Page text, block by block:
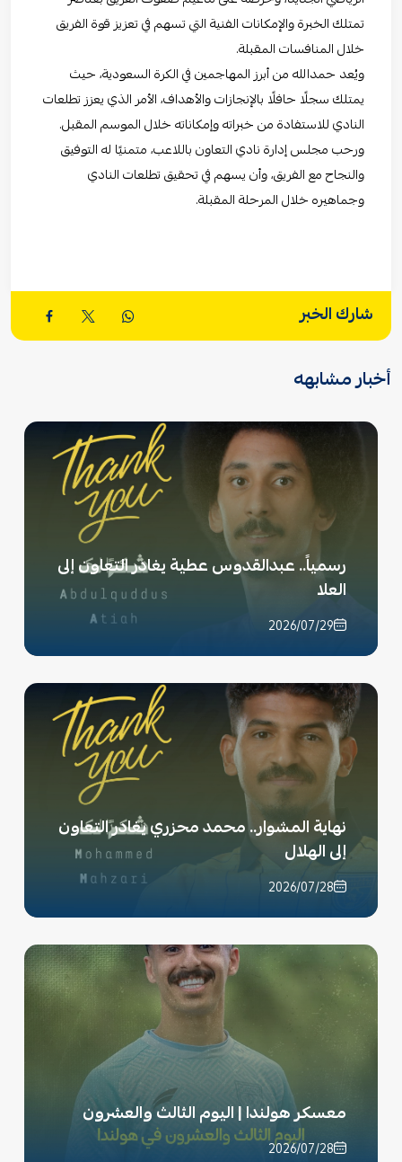
تمتلك الخبرة والإمكانات الفنية التي تسهم في تعزيز قوة الفريق
خلال المنافسات المقبلة.
ويُعد حمدالله من أبرز المهاجمين في الكرة السعودية، حيث
يمتلك سجلًا حافلًا بالإنجازات والأهداف، الأمر الذي يعزز تطلعات
النادي للاستفادة من خبراته وإمكاناته خلال الموسم المقبل.
ورحب مجلس إدارة نادي التعاون باللاعب، متمنيًا له التوفيق
والنجاح مع الفريق، وأن يسهم في تحقيق تطلعات النادي
وجماهيره خلال المرحلة المقبلة.
شارك الخبر
أخبار مشابهه
رسمياً.. عبدالقدوس عطية يغادر التعاون إلى
العلا
2026/07/29
نهاية المشوار.. محمد محزري يغادر التعاون
إلى الهلال
2026/07/28
معسكر هولندا | اليوم الثالث والعشرون
2026/07/28